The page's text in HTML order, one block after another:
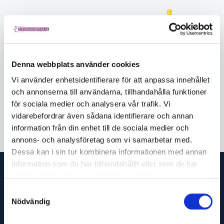
Denna webbplats använder cookies
Vi använder enhetsidentifierare för att anpassa innehållet
och annonserna till användarna, tillhandahålla funktioner
för sociala medier och analysera vår trafik. Vi
vidarebefordrar även sådana identifierare och annan
information från din enhet till de sociala medier och
annons- och analysföretag som vi samarbetar med.
Dessa kan i sin tur kombinera informationen med annan
information som du har tillhandahållit eller som de har
Nödvändig
Tillbehör & verktygskit